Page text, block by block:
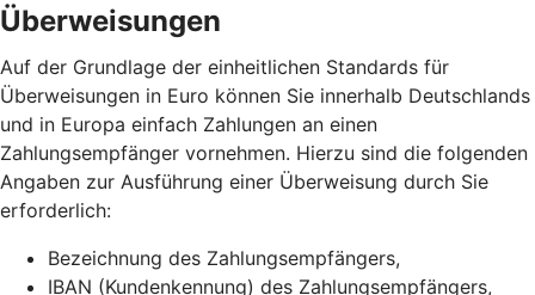
Überweisungen
Auf der Grundlage der einheitlichen Standards für
Überweisungen in Euro können Sie innerhalb Deutschlands
und in Europa einfach Zahlungen an einen
Zahlungsempfänger vornehmen. Hierzu sind die folgenden
Angaben zur Ausführung einer Überweisung durch Sie
erforderlich:
Bezeichnung des Zahlungsempfängers,
IBAN (Kundenkennung) des Zahlungsempfängers,